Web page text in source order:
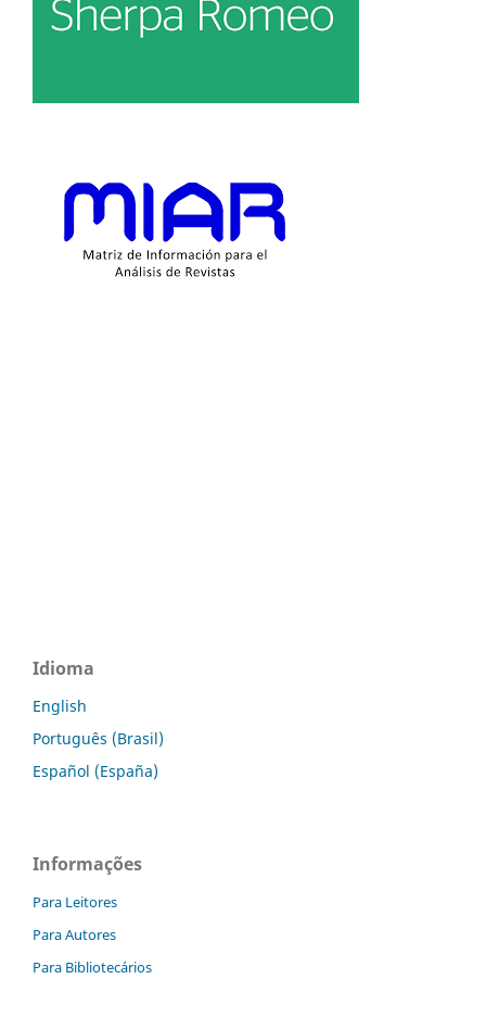
Idioma
English
Português (Brasil)
Español (España)
Informações
Para Leitores
Para Autores
Para Bibliotecários